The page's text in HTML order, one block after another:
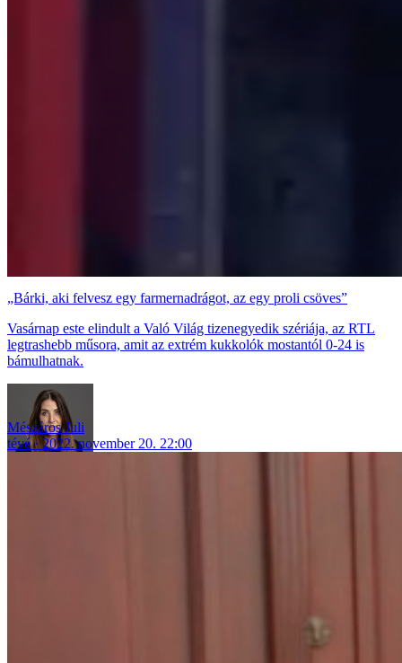
„Bárki, aki felvesz egy farmernadrágot, az egy proli csöves”
Vasárnap este elindult a Való Világ tizenegyedik szériája, az RTL
legtrashebb műsora, amit az extrém kukkolók mostantól 0-24 is
bámulhatnak.
Mészáros Juli
tévé
2022. november 20. 22:00